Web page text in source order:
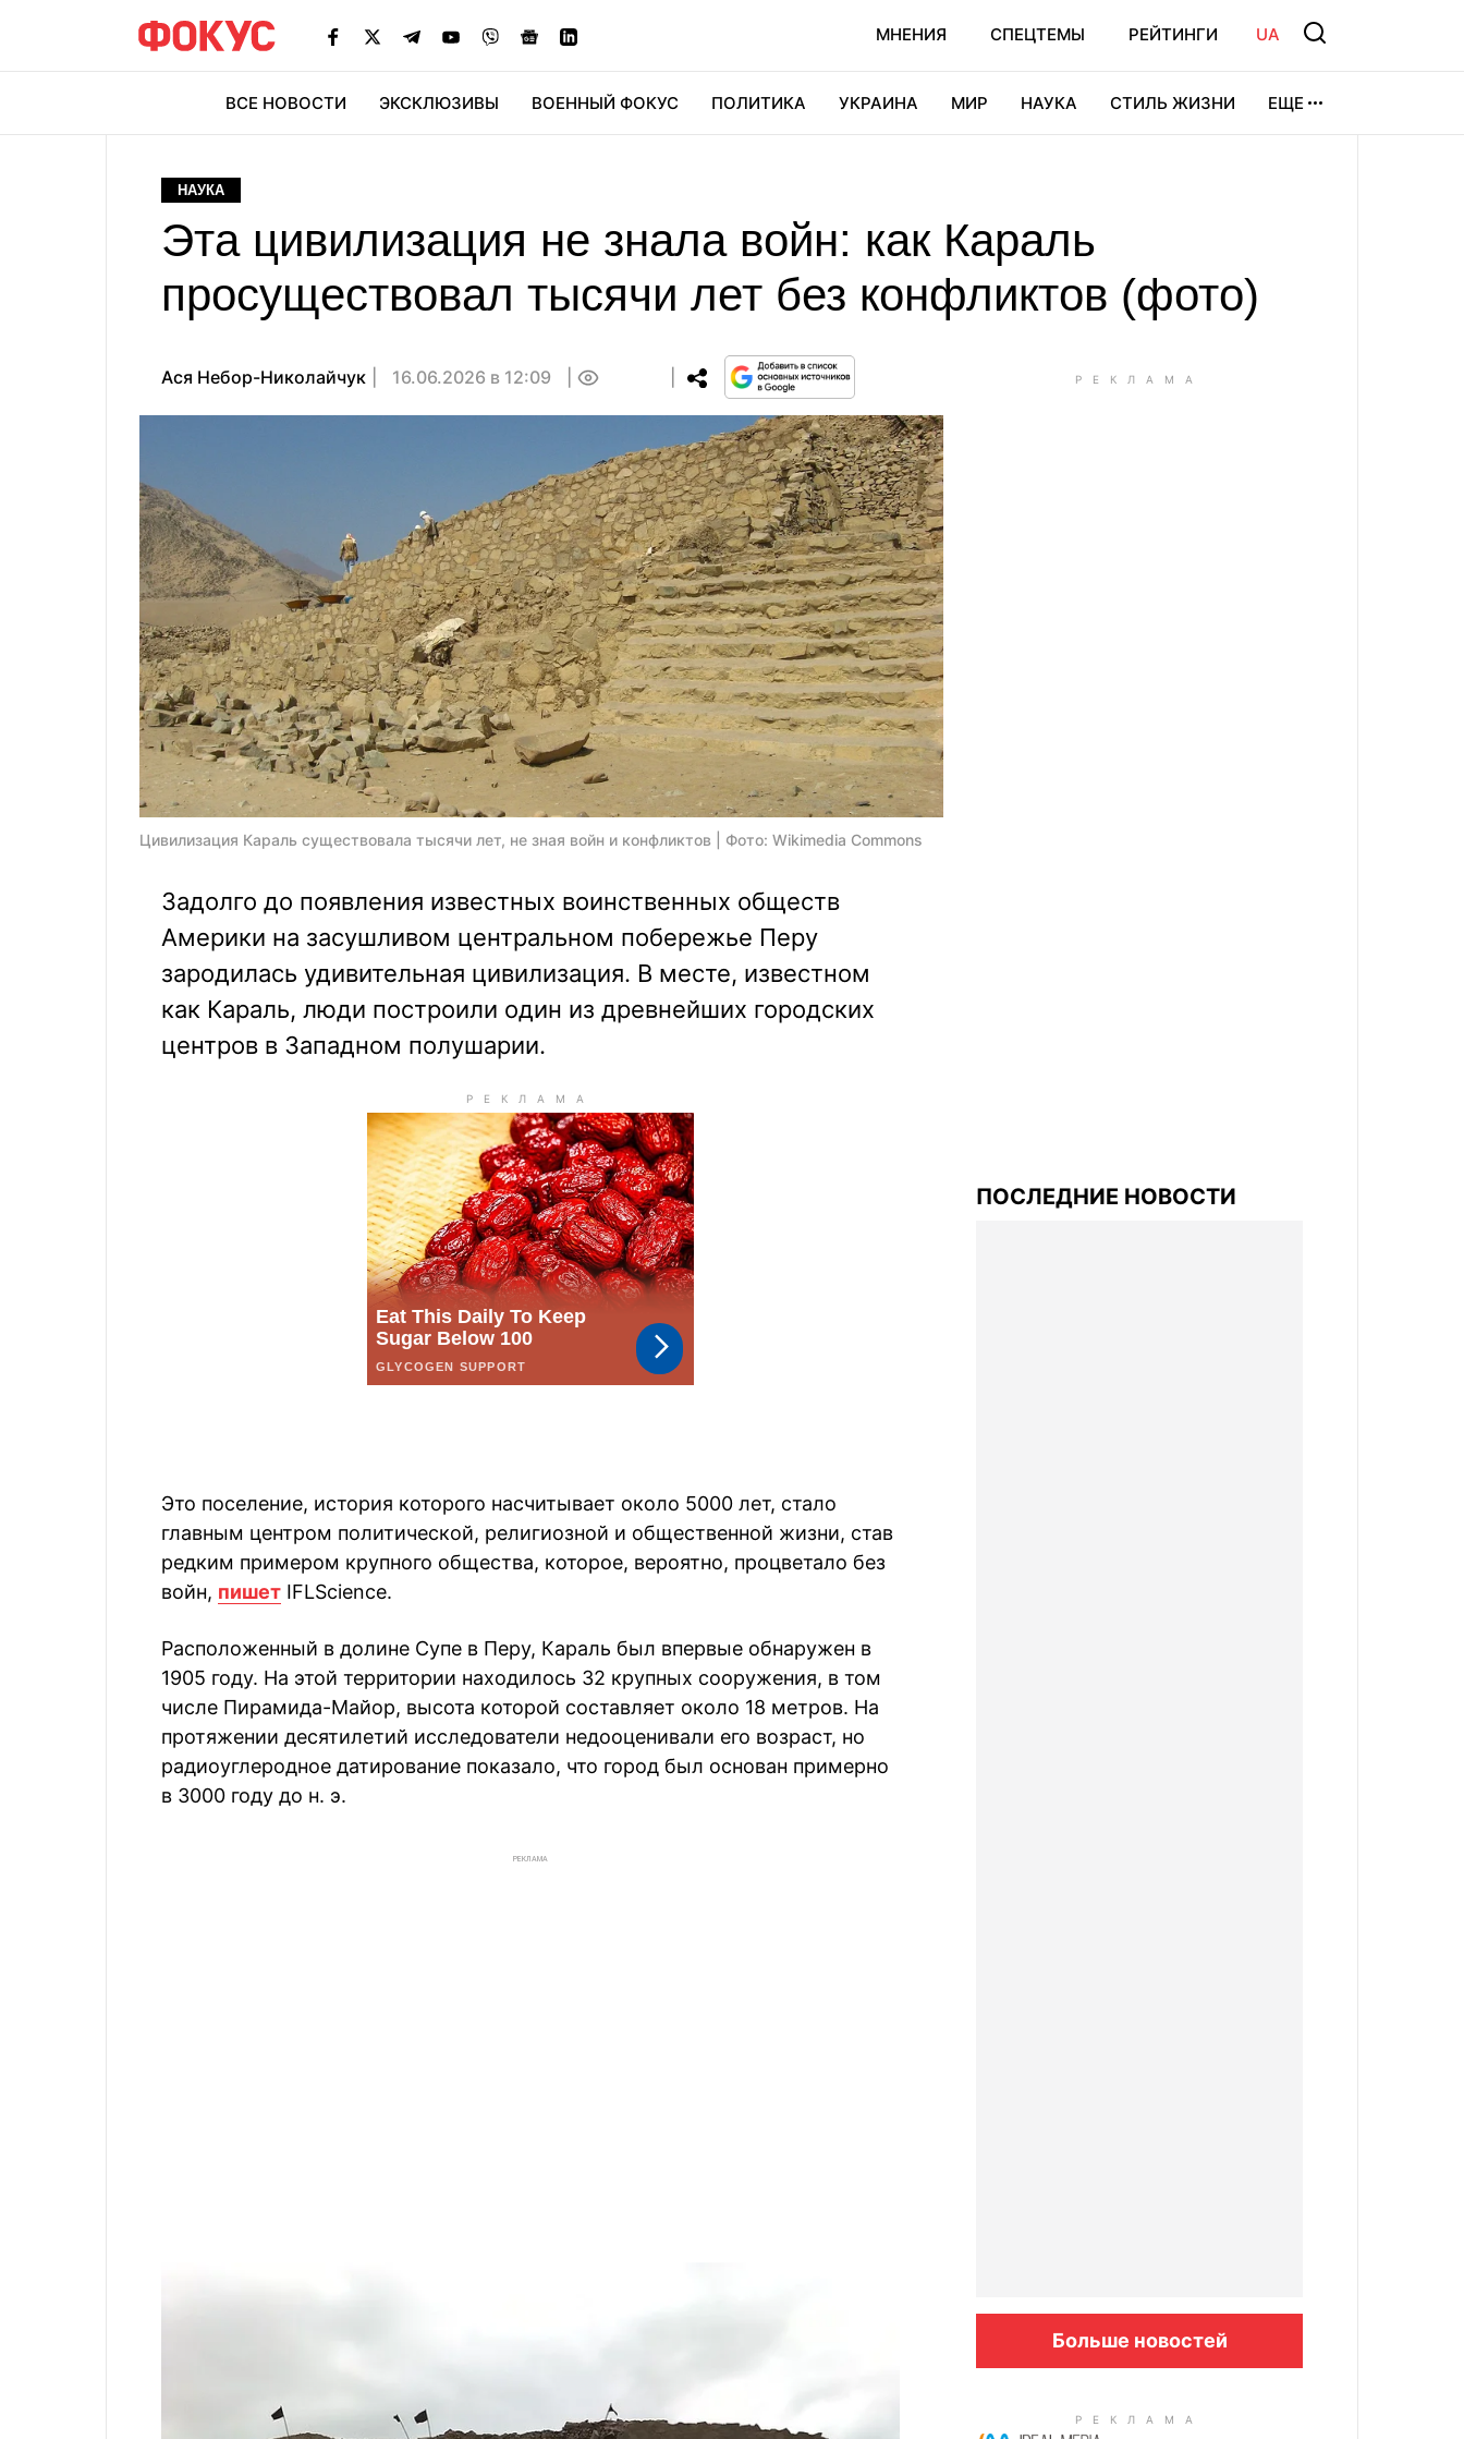
МНЕНИЯ СПЕЦТЕМЫ РЕЙТИНГИ UA
ВСЕ НОВОСТИ ЭКСКЛЮЗИВЫ ВОЕННЫЙ ФОКУС ПОЛИТИКА УКРАИНА МИР НАУКА СТИЛЬ ЖИЗНИ ЕЩЕ
НАУКА
Эта цивилизация не знала войн: как Караль
просуществовал тысячи лет без конфликтов (фото)
Ася Небор-Николайчук 16.06.2026 в 12:09
Цивилизация Караль существовала тысячи лет, не зная войн и конфликтов | Фото: Wikimedia Commons
Задолго до появления известных воинственных обществ
Америки на засушливом центральном побережье Перу
зародилась удивительная цивилизация. В месте, известном
как Караль, люди построили один из древнейших городских
центров в Западном полушарии.
Это поселение, история которого насчитывает около 5000 лет, стало
главным центром политической, религиозной и общественной жизни, став
редким примером крупного общества, которое, вероятно, процветало без
войн, пишет IFLScience.
Расположенный в долине Супе в Перу, Караль был впервые обнаружен в
1905 году. На этой территории находилось 32 крупных сооружения, в том
числе Пирамида-Майор, высота которой составляет около 18 метров. На
протяжении десятилетий исследователи недооценивали его возраст, но
радиоуглеродное датирование показало, что город был основан примерно
в 3000 году до н. э.
РЕКЛАМА
ПОСЛЕДНИЕ НОВОСТИ
Больше новостей